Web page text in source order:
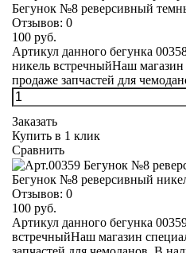
Бегунок №8 реверсивный
Отзывов: 0
100 руб.
Артикул данного бегунка
никель встречныйНаш магазин
продаже запчастей для
Заказать
Купить в 1 клик
Сравнить
Бегунок №8 реверсивный
Отзывов: 0
100 руб.
Артикул данного бегунка
встречныйНаш магазин